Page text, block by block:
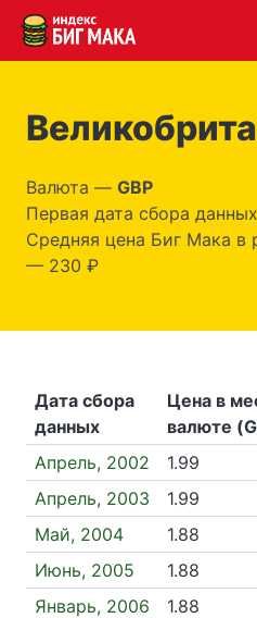
Валюта — GBP
Первая дата сбора
Средняя цена Биг Мака в
— 230 ₽
Дата сбора
данных
Цена в
валюте
Апрель, 2002
1.99
Апрель, 2003
1.99
Май, 2004
1.88
Июнь, 2005
1.88
Январь, 2006
1.88